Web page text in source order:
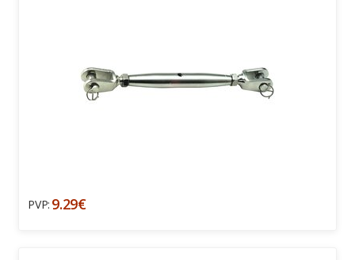
PVP: 9.29€